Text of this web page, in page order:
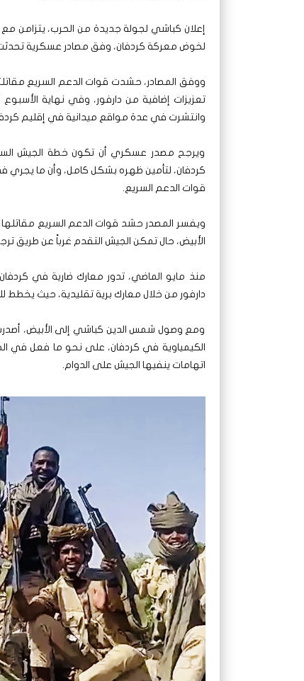
إعلان كباشي لجولة جديدة من الحرب، يتزامن
لخوض معركة كردفان، وفق مصادر عسكرية تحدثت
ووفق المصادر، حشدت قوات الدعم السريع
تعزيزات إضافية من دارفور، وفي نهاية
وانتشرت في عدة مواقع ميدانية في إقليم
ويرجح مصدر عسكري أن تكون خطة الجيش
كردفان، لتأمين ظهره بشكل كامل، وأن ما
قوات الدعم السريع.
ويفسر المصدر حشد قوات الدعم السريع مقاتلها
الأبيض، حال تمكن الجيش التقدم غرباً عن طريق
منذ مايو الماضي، تدور معارك ضارية في
دارفور من خلال معارك برية تقليدية، حيث يخطط
ومع وصول شمس الدين كباشي إلى الأبيض،
الكيمياوية في كردفان، على نحو ما فعل في
اتهامات ينفيها الجيش على الدوام.